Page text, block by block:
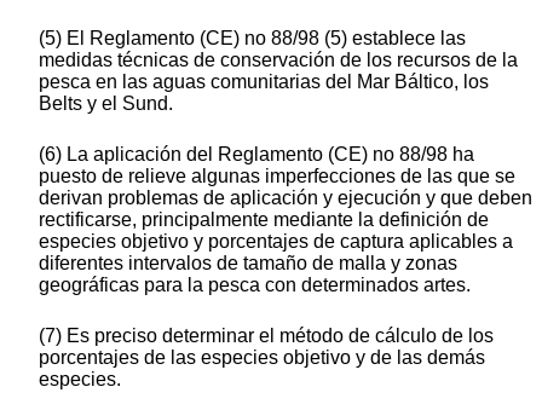
(5) El Reglamento (CE) no 88/98 (5) establece las
medidas técnicas de conservación de los recursos de la
pesca en las aguas comunitarias del Mar Báltico, los
Belts y el Sund.
(6) La aplicación del Reglamento (CE) no 88/98 ha
puesto de relieve algunas imperfecciones de las que se
derivan problemas de aplicación y ejecución y que deben
rectificarse, principalmente mediante la definición de
especies objetivo y porcentajes de captura aplicables a
diferentes intervalos de tamaño de malla y zonas
geográficas para la pesca con determinados artes.
(7) Es preciso determinar el método de cálculo de los
porcentajes de las especies objetivo y de las demás
especies.